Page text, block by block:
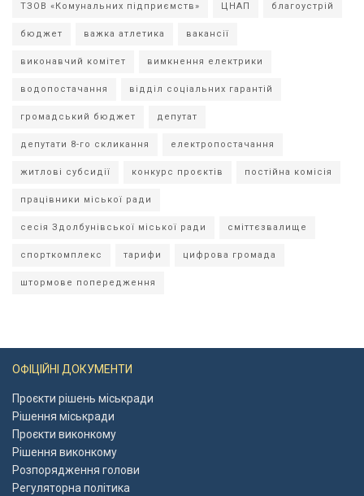
ТЗОВ «Комунальних підприємств» ЦНАП благоустрій
бюджет важка атлетика вакансії
виконавчий комітет вимкнення електрики
водопостачання відділ соціальних гарантій
громадський бюджет депутат
депутати 8-го скликання електропостачання
житлові субсидії конкурс проєктів постійна комісія
працівники міської ради
сесія Здолбунівської міської ради сміттєзвалище
спорткомплекс тарифи цифрова громада
штормове попередження
ОФІЦІЙНІ ДОКУМЕНТИ
Проєкти рішень міськради
Рішення міськради
Проєкти виконкому
Рішення виконкому
Розпорядження голови
Регуляторна політика